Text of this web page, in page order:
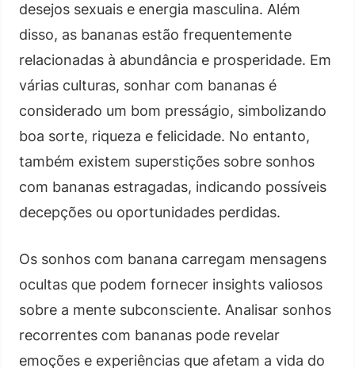
desejos sexuais e energia masculina. Além
disso, as bananas estão frequentemente
relacionadas à abundância e prosperidade. Em
várias culturas, sonhar com bananas é
considerado um bom presságio, simbolizando
boa sorte, riqueza e felicidade. No entanto,
também existem superstições sobre sonhos
com bananas estragadas, indicando possíveis
decepções ou oportunidades perdidas.
Os sonhos com banana carregam mensagens
ocultas que podem fornecer insights valiosos
sobre a mente subconsciente. Analisar sonhos
recorrentes com bananas pode revelar
emoções e experiências que afetam a vida do